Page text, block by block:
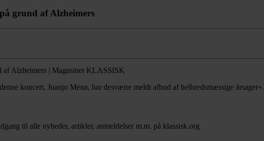
grund af Alzheimers
koncert, Juanjo Mena, har desværre meldt afbud af helbredsmæssige årsager«.
til alle nyheder, artikler, anmeldelser m.m. på klassisk.org